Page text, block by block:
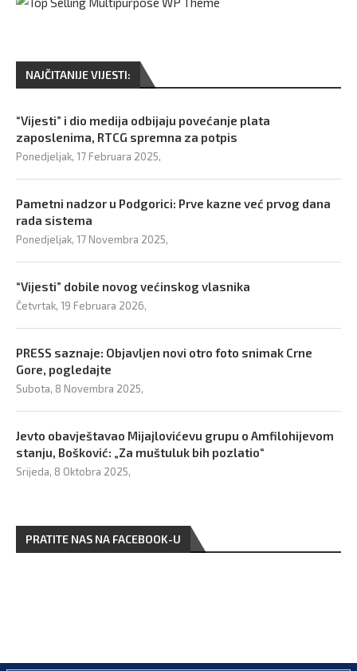
NAJČITANIJE VIJESTI:
“Vijesti” i dio medija odbijaju povećanje plata
zaposlenima, RTCG spremna za potpis
Ponedjeljak, 17 Februara 2025,
Pametni nadzor u Podgorici: Prve kazne već prvog dana
rada sistema
Ponedjeljak, 17 Novembra 2025,
“Vijesti” dobile novog većinskog vlasnika
Četvrtak, 19 Februara 2026,
PRESS saznaje: Objavljen novi otro foto snimak Crne
Gore, pogledajte
Subota, 8 Novembra 2025,
Jevto obavještavao Mijajlovićevu grupu o Amfilohijevom
stanju, Bošković: „Za muštuluk bih pozlatio“
Srijeda, 8 Oktobra 2025,
PRATITE NAS NA FACEBOOK-U